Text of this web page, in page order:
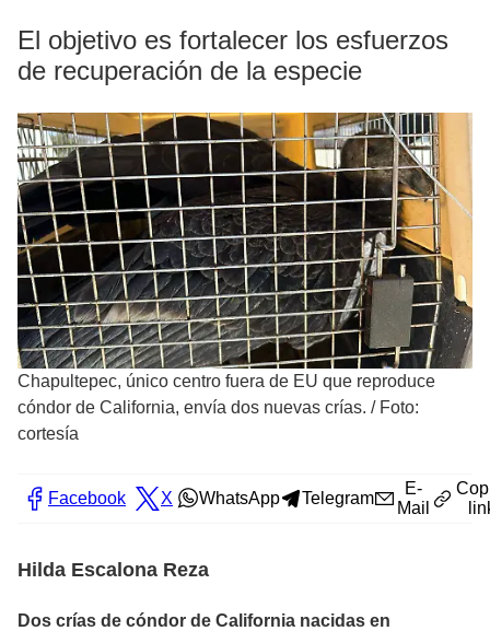
El objetivo es fortalecer los esfuerzos
de recuperación de la especie
Chapultepec, único centro fuera de EU que reproduce
cóndor de California, envía dos nuevas crías. / Foto:
cortesía
Facebook X WhatsApp Telegram
E-
Mail
Hilda Escalona Reza
Dos crías de cóndor de California nacidas en